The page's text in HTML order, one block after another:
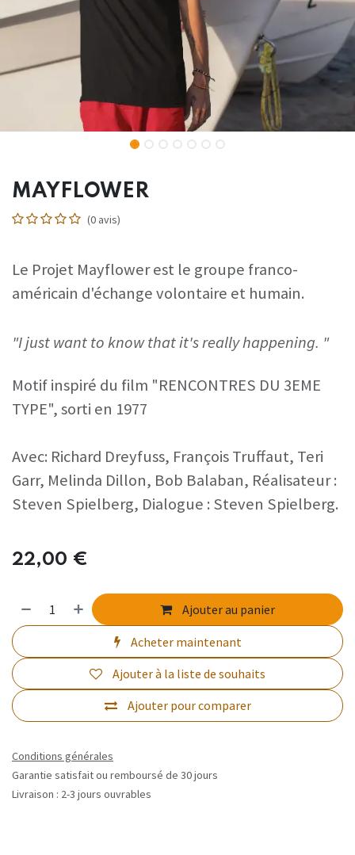
MAYFLOWER
(0 avis)
Le Projet Mayflower est le groupe franco-
américain d'échange volontaire et humain.
"I just want to know that it's really happening. "
Motif inspiré du film "RENCONTRES DU 3EME
TYPE", sorti en 1977
Avec: Richard Dreyfuss, François Truffaut, Teri
Garr, Melinda Dillon, Bob Balaban, Réalisateur :
Steven Spielberg, Dialogue : Steven Spielberg.
22,00 €
Ajouter au panier
Acheter maintenant
Ajouter pour comparer
Ajouter à la liste de souhaits
Conditions générales
Garantie satisfait ou remboursé de 30 jours
Livraison : 2-3 jours ouvrables